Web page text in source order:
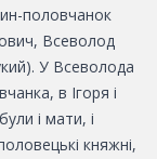
половчанок
Всеволод
У Всеволода
в Ігоря і
і мати, і
княжні,